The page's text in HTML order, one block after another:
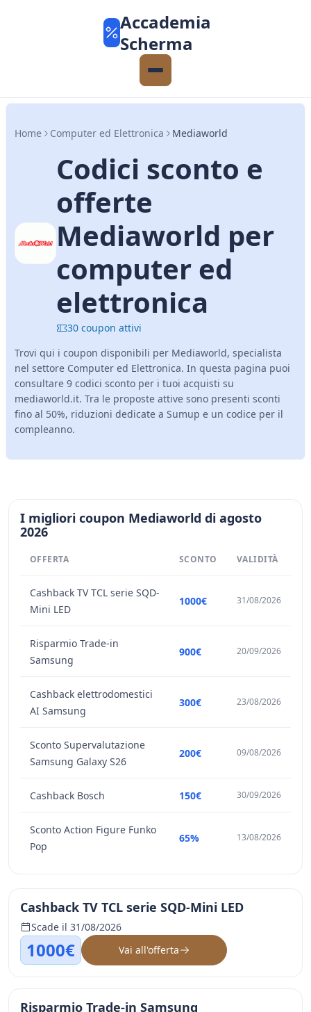
Accademia
Scherma
Home Computer ed Elettronica Mediaworld
Codici sconto e
offerte
Mediaworld per
computer ed
elettronica
30 coupon attivi
Trovi qui i coupon disponibili per Mediaworld, specialista
nel settore Computer ed Elettronica. In questa pagina puoi
consultare 9 codici sconto per i tuoi acquisti su
mediaworld.it. Tra le proposte attive sono presenti sconti
fino al 50%, riduzioni dedicate a Sumup e un codice per il
compleanno.
I migliori coupon Mediaworld di agosto
2026
OFFERTA SCONTO VALIDITÀ
Cashback TV TCL serie SQD-
Mini LED
1000€ 31/08/2026
Risparmio Trade-in
Samsung
900€ 20/09/2026
Cashback elettrodomestici
AI Samsung
300€ 23/08/2026
Sconto Supervalutazione
Samsung Galaxy S26
200€ 09/08/2026
Cashback Bosch 150€ 30/09/2026
Sconto Action Figure Funko
Pop
65% 13/08/2026
Cashback TV TCL serie SQD-Mini LED
Scade il 31/08/2026
1000€ Vai all'offerta
Risparmio Trade-in Samsung